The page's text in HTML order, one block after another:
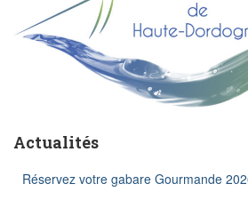
Actualités
Réservez votre gabare Gourmande